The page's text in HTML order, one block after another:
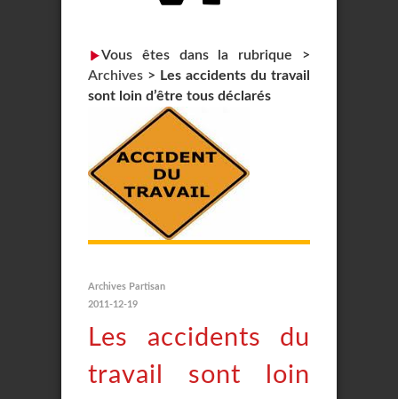
Vous êtes dans la rubrique >
Archives > Les accidents du travail
sont loin d’être tous déclarés
Archives Partisan
2011-12-19
Les accidents du
travail sont loin